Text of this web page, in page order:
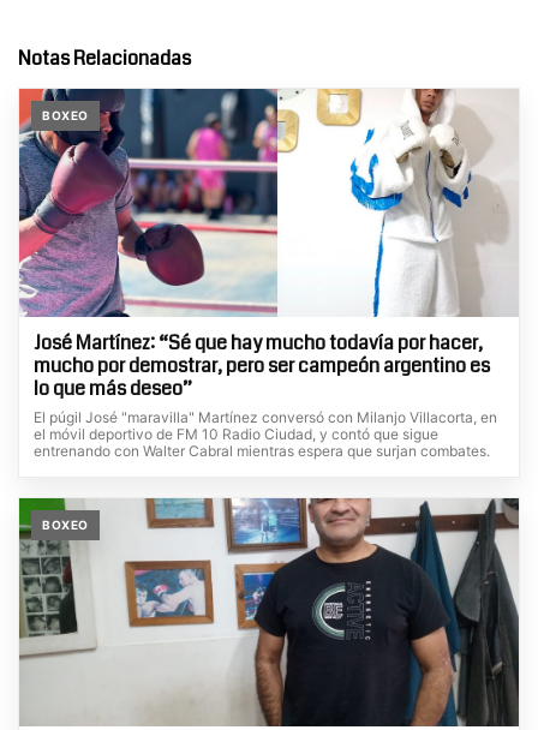
Notas Relacionadas
BOXEO
José Martínez: “Sé que hay mucho todavía por hacer,
mucho por demostrar, pero ser campeón argentino es
lo que más deseo”
El púgil José "maravilla" Martínez conversó con Milanjo Villacorta, en
el móvil deportivo de FM 10 Radio Ciudad, y contó que sigue
entrenando con Walter Cabral mientras espera que surjan combates.
BOXEO